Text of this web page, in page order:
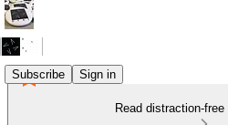
Subscribe Sign in
Read distraction-